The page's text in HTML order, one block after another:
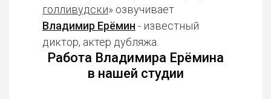
голливудски» озвучивает
Владимир Ерёмин - известный
диктор, актер дубляжа.
Работа Владимира Ерёмина
в нашей студии